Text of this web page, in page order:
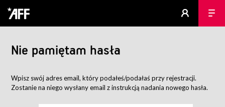
Nie pamiętam hasła
Wpisz swój adres email, który podałeś/podałaś przy rejestracji.
Zostanie na niego wysłany email z instrukcją nadania nowego hasła.